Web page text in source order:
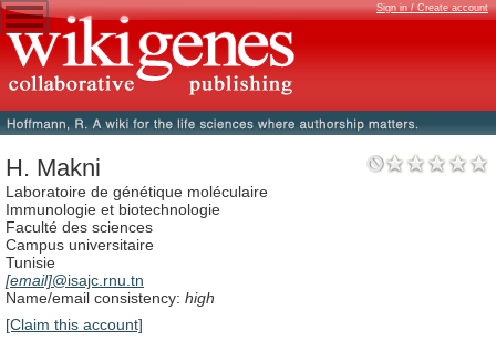
Sign in / Create account
H. Makni
Laboratoire de génétique moléculaire
Immunologie et biotechnologie
Faculté des sciences
Campus universitaire
Tunisie
[email]@isajc.rnu.tn
Name/email consistency: high
[Claim this account]